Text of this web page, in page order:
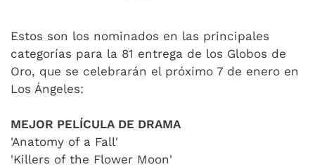
Estos son los nominados en las principales
categorías para la 81 entrega de los Globos de
Oro, que se celebrarán el próximo 7 de enero en
Los Ángeles:
MEJOR PELÍCULA DE DRAMA
'Anatomy of a Fall'
'Killers of the Flower Moon'